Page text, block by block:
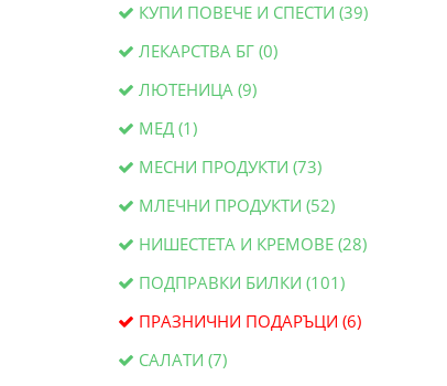
КУПИ ПОВЕЧЕ И СПЕСТИ (39)
ЛЕКАРСТВА БГ (0)
ЛЮТЕНИЦА (9)
МЕД (1)
МЕСНИ ПРОДУКТИ (73)
МЛЕЧНИ ПРОДУКТИ (52)
НИШЕСТЕТА И КРЕМОВЕ (28)
ПОДПРАВКИ БИЛКИ (101)
ПРАЗНИЧНИ ПОДАРЪЦИ (6)
САЛАТИ (7)